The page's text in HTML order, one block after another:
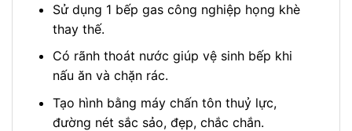
Sử dụng 1 bếp gas công nghiệp họng khè
thay thế.
Có rãnh thoát nước giúp vệ sinh bếp khi
nấu ăn và chặn rác.
Tạo hình bằng máy chấn tôn thuỷ lực,
đường nét sắc sảo, đẹp, chắc chắn.